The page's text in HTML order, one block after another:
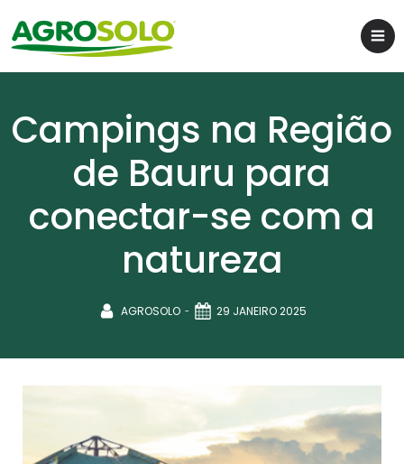
Campings na Região
de Bauru para
conectar-se com a
natureza
AGROSOLO - 29 JANEIRO 2025